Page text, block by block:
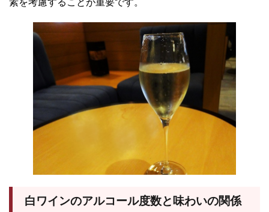
素を考慮することが重要です。
白ワインのアルコール度数と味わいの関係